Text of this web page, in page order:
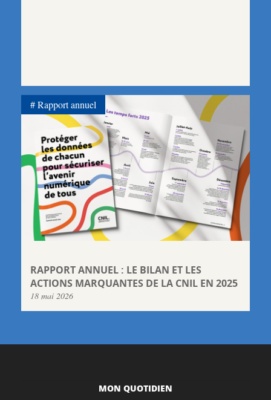
RAPPORT ANNUEL : LE BILAN ET LES
ACTIONS MARQUANTES DE LA CNIL EN 2025
18 mai 2026
Rapport annuel
MON QUOTIDIEN